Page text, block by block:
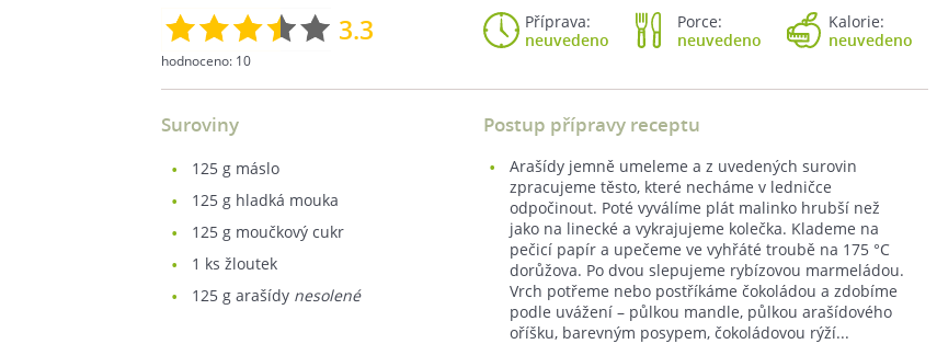
3.3
hodnoceno: 10
Příprava:
neuvedeno
Porce:
neuvedeno
Kalorie:
neuvedeno
Suroviny
125 g máslo
125 g hladká mouka
125 g moučkový cukr
1 ks žloutek
125 g arašídy nesolené
Postup přípravy receptu
Arašídy jemně umeleme a z uvedených surovin
zpracujeme těsto, které necháme v ledničce
odpočinout. Poté vyválíme plát malinko hrubší než
jako na linecké a vykrajujeme kolečka. Klademe na
pečicí papír a upečeme ve vyhřáté troubě na 175 °C
dorůžova. Po dvou slepujeme rybízovou marmeládou.
Vrch potřeme nebo postříkáme čokoládou a zdobíme
podle uvážení – půlkou mandle, půlkou arašídového
oříšku, barevným posypem, čokoládovou rýží...